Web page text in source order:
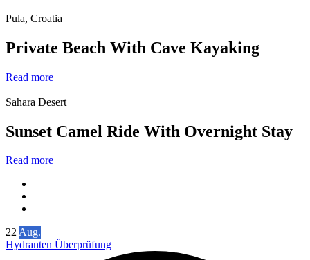
Pula, Croatia
Private Beach With Cave Kayaking
Read more
Sahara Desert
Sunset Camel Ride With Overnight Stay
Read more
22Aug.
Hydranten Überprüfung